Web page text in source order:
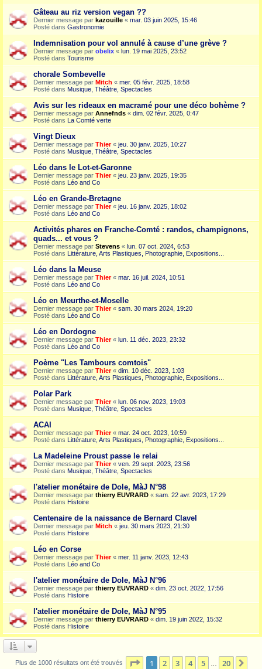
Gâteau au riz version vegan ??
Dernier message par kazouille « mar. 03 juin 2025, 15:46
Posté dans Gastronomie
Indemnisation pour vol annulé à cause d’une grève ?
Dernier message par obelix « lun. 19 mai 2025, 23:52
Posté dans Tourisme
chorale Sombevelle
Dernier message par Mitch « mer. 05 févr. 2025, 18:58
Posté dans Musique, Théâtre, Spectacles
Avis sur les rideaux en macramé pour une déco bohème ?
Dernier message par Annefnds « dim. 02 févr. 2025, 0:47
Posté dans La Comté verte
Vingt Dieux
Dernier message par Thier« jeu. 30 janv. 2025, 10:27
Posté dans Musique, Théâtre, Spectacles
Léo dans le Lot-et-Garonne
Dernier message par Thier« jeu. 23 janv. 2025, 19:35
Posté dans Léo and Co
Léo en Grande-Bretagne
Dernier message par Thier« jeu. 16 janv. 2025, 18:02
Posté dans Léo and Co
Activités phares en Franche-Comté : randos, champignons,
quads... et vous ?
Dernier message par Stevens « lun. 07 oct. 2024, 6:53
Posté dans Littérature, Arts Plastiques, Photographie, Expositions...
Léo dans la Meuse
Dernier message par Thier« mar. 16 juil. 2024, 10:51
Posté dans Léo and Co
Léo en Meurthe-et-Moselle
Dernier message par Thier« sam. 30 mars 2024, 19:20
Posté dans Léo and Co
Léo en Dordogne
Dernier message par Thier« lun. 11 déc. 2023, 23:32
Posté dans Léo and Co
Poème "Les Tambours comtois"
Dernier message par Thier« dim. 10 déc. 2023, 1:03
Posté dans Littérature, Arts Plastiques, Photographie, Expositions...
Polar Park
Dernier message par Thier« lun. 06 nov. 2023, 19:03
Posté dans Musique, Théâtre, Spectacles
ACAI
Dernier message par Thier« mar. 24 oct. 2023, 10:59
Posté dans Littérature, Arts Plastiques, Photographie, Expositions...
La Madeleine Proust passe le relai
Dernier message par Thier« ven. 29 sept. 2023, 23:56
Posté dans Musique, Théâtre, Spectacles
l'atelier monétaire de Dole, MàJ N°98
Dernier message par thierry EUVRARD « sam. 22 avr. 2023, 17:29
Posté dans Histoire
Centenaire de la naissance de Bernard Clavel
Dernier message par Mitch « jeu. 30 mars 2023, 21:30
Posté dans Histoire
Léo en Corse
Dernier message par Thier« mer. 11 janv. 2023, 12:43
Posté dans Léo and Co
l'atelier monétaire de Dole, MàJ N°96
Dernier message par thierry EUVRARD « dim. 23 oct. 2022, 17:56
Posté dans Histoire
l'atelier monétaire de Dole, MàJ N°95
Dernier message par thierry EUVRARD « dim. 19 juin 2022, 15:32
Posté dans Histoire
Plus de 1000 résultats ont été trouvés Page 1sur20
1 2 3 4 5 20